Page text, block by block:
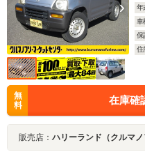
年
車
保
住
無
料
在庫確
販売店： ハリーランド（クルマノ